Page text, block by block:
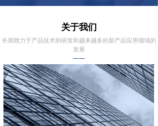
关于我们
长期致力于产品技术的研发和越来越多的新产品应用领域的
发展
——